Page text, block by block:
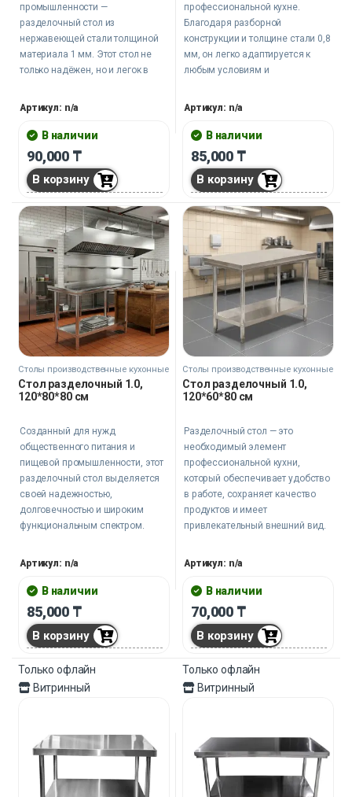
промышленности —
разделочный стол из
нержавеющей стали толщиной
материала 1 мм. Этот стол не
только надёжен, но и легок в
Артикул: n/a
В наличии
90,000 ₸
В корзину
профессиональной кухне.
Благодаря разборной
конструкции и толщине стали 0,8
мм, он легко адаптируется к
любым условиям и
Артикул: n/a
В наличии
85,000 ₸
В корзину
Столы производственные кухонные
Стол разделочный 1.0,
120*80*80 см
Созданный для нужд
общественного питания и
пищевой промышленности, этот
разделочный стол выделяется
своей надежностью,
долговечностью и широким
функциональным спектром.
Артикул: n/a
В наличии
85,000 ₸
В корзину
Столы производственные кухонные
Стол разделочный 1.0,
120*60*80 см
Разделочный стол — это
необходимый элемент
профессиональной кухни,
который обеспечивает удобство
в работе, сохраняет качество
продуктов и имеет
привлекательный внешний вид.
Артикул: n/a
В наличии
70,000 ₸
В корзину
Только офлайн
Витринный
Только офлайн
Витринный